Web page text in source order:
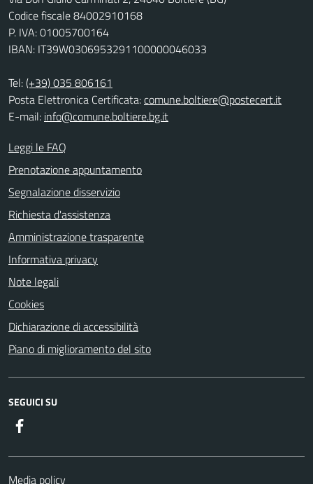
Codice fiscale 84002910168
P. IVA: 01005700164
IBAN: IT39W0306953291100000046033
Tel:(+39) 035 806161
Posta Elettronica Certificata:comune.boltiere@postecert.it
E-mail: info@comune.boltiere.bg.it
Leggi le FAQ
Prenotazione appuntamento
Segnalazione disservizio
Richiesta d'assistenza
Amministrazione trasparente
Informativa privacy
Note legali
Cookies
Dichiarazione di accessibilità
Piano di miglioramento del sito
SEGUICI SU
Media policy